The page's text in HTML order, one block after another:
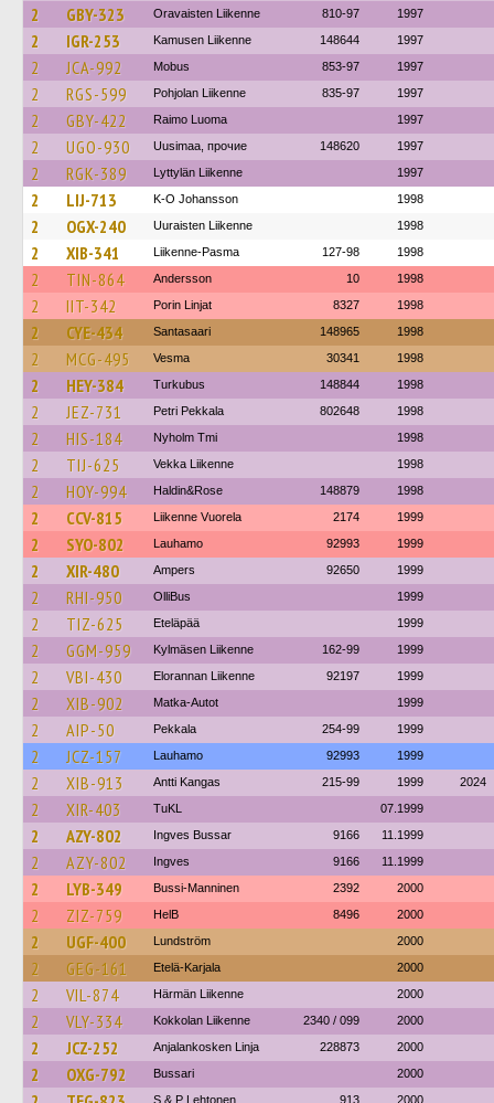
2 GBY-323 Oravaisten Liikenne 810-97 1997
2 IGR-253 Kamusen Liikenne 148644 1997
2 JCA-992 Mobus 853-97 1997
2 RGS-599 Pohjolan Liikenne 835-97 1997
2 GBY-422 Raimo Luoma 1997
2 UGO-930 Uusimaa, прочие 148620 1997
2 RGK-389 Lyttylän Liikenne 1997
2 LIJ-713 K-O Johansson 1998
2 OGX-240 Uuraisten Liikenne 1998
2 XIB-341 Liikenne-Pasma 127-98 1998
2 TIN-864 Andersson 10 1998
2 IIT-342 Porin Linjat 8327 1998
2 CYE-434 Santasaari 148965 1998
2 MCG-495 Vesma 30341 1998
2 HEY-384 Turkubus 148844 1998
2 JEZ-731 Petri Pekkala 802648 1998
2 HIS-184 Nyholm Tmi 1998
2 TIJ-625 Vekka Liikenne 1998
2 HOY-994 Haldin&Rose 148879 1998
2 CCV-815 Liikenne Vuorela 2174 1999
2 SYO-802 Lauhamo 92993 1999
2 XIR-480 Ampers 92650 1999
2 RHI-950 OlliBus 1999
2 TIZ-625 Eteläpää 1999
2 GGM-959 Kylmäsen Liikenne 162-99 1999
2 VBI-430 Elorannan Liikenne 92197 1999
2 XIB-902 Matka-Autot 1999
2 AIP-50 Pekkala 254-99 1999
2 JCZ-157 Lauhamo 92993 1999
2 XIB-913 Antti Kangas 215-99 1999 2024
2 XIR-403 TuKL 07.1999
2 AZY-802 Ingves Bussar 9166 11.1999
2 AZY-802 Ingves 9166 11.1999
2 LYB-349 Bussi-Manninen 2392 2000
2 ZIZ-759 HelB 8496 2000
2 UGF-400 Lundström 2000
2 GEG-161 Etelä-Karjala 2000
2 VIL-874 Härmän Liikenne 2000
2 VLY-334 Kokkolan Liikenne 2340 / 099 2000
2 JCZ-252 Anjalankosken Linja 228873 2000
2 OXG-792 Bussari 2000
S & P Lehtonen 913 2000